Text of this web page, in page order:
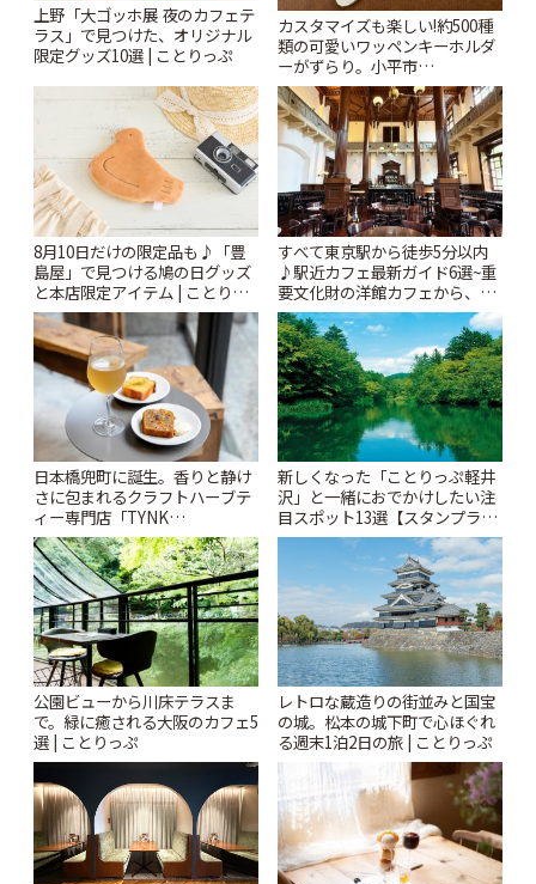
上野「大ゴッホ展 夜のカフェテ
ラス」で見つけた、オリジナル
限定グッズ10選 | ことりっぷ
カスタマイズも楽しい!約500種
類の可愛いワッペンキーホルダ
ーがずらり。小平市
「Kimamaya T&K」 | ことりっ
ぷ
8月10日だけの限定品も♪「豊
島屋」で見つける鳩の日グッズ
と本店限定アイテム | ことりっ
ぷ
すべて東京駅から徒歩5分以内
♪駅近カフェ最新ガイド6選~重
要文化財の洋館カフェから、改
札すぐのレトロ喫茶まで~ | こと
りっぷ
日本橋兜町に誕生。香りと静け
さに包まれるクラフトハーブテ
ィー専門店「TYNK
Kabutocho」 | ことりっぷ
新しくなった「ことりっぷ軽井
沢」と一緒におでかけしたい注
目スポット13選【スタンプラリ
ー開催中】 | ことりっぷ
公園ビューから川床テラスま
で。緑に癒される大阪のカフェ5
選 | ことりっぷ
レトロな蔵造りの街並みと国宝
の城。松本の城下町で心ほぐれ
る週末1泊2日の旅 | ことりっぷ